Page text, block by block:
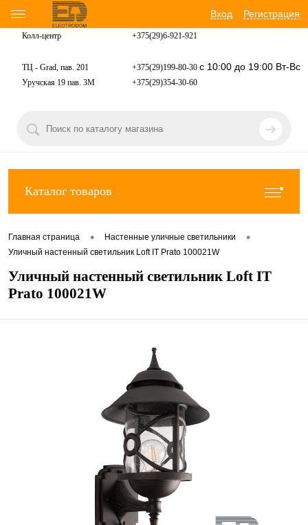
Вход Регистрация
Колл-центр +375(29)6-921-921
ТЦ - Grad, пав. 201 +375(29)199-80-30 с 10:00 до 19:00 Вт-Вс
Уручская 19 пав. 3М +375(29)354-30-60
Каталог товаров
Главная страница • Настенные уличные светильники •
Уличный настенный светильник Loft IT Prato 100021W
Уличный настенный светильник Loft IT
Prato 100021W